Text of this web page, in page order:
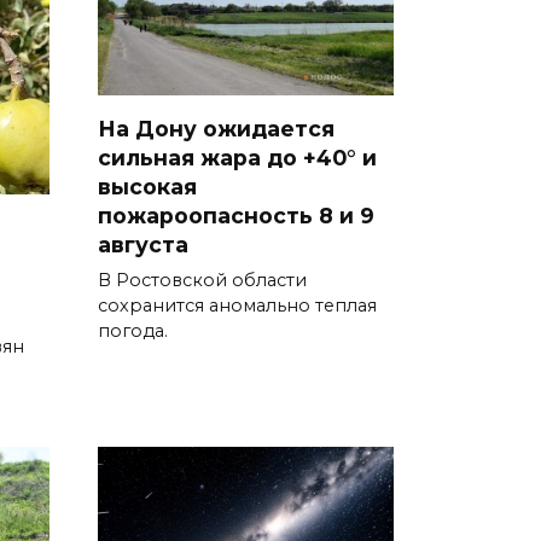
07 августа 2026 19:19
В Таганроге из-за аварии
отключили свет на четырех
улицах
07 августа 2026 18:42
В Ростовской области более
2000 жителей бесплатно
осваивают новые профессии
тысяч детей: в Ростовской
области продолжается
оздоровительная кампания
На Дону ожидается
сильная жара до +40° и
высокая
пожароопасность 8 и 9
августа
В Ростовской области
сохранится аномально теплая
погода.